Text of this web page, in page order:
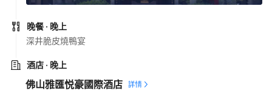
晚餐 · 晚上
深井脆皮燒鴨宴
酒店 · 晚上
佛山雅匯悦豪國際酒店